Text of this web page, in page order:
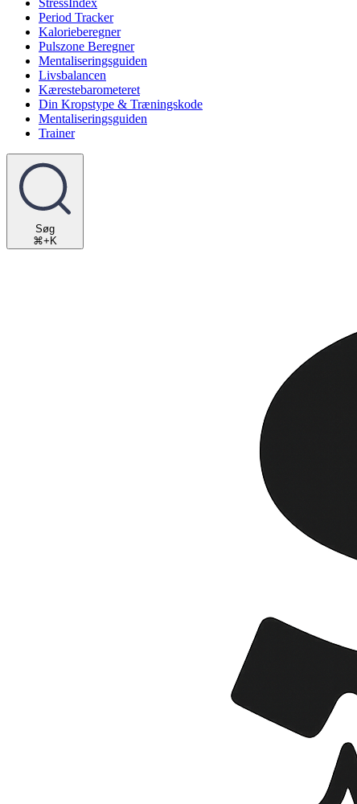
StressIndex
Period Tracker
Kalorieberegner
Pulszone Beregner
Mentaliseringsguiden
Livsbalancen
Kærestebarometeret
Din Kropstype & Træningskode
Mentaliseringsguiden
Trainer
Søg
⌘+K